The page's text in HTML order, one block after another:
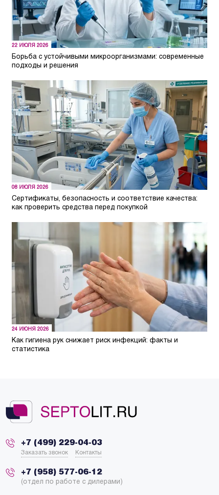
22 ИЮЛЯ 2026
Борьба с устойчивыми микроорганизмами: современные
подходы и решения
08 ИЮЛЯ 2026
Сертификаты, безопасность и соответствие качества:
как проверить средства перед покупкой
24 ИЮНЯ 2026
Как гигиена рук снижает риск инфекций: факты и
статистика
+7 (499) 229-04-03
Заказать звонок Контакты
+7 (958) 577-06-12
(отдел по работе с дилерами)